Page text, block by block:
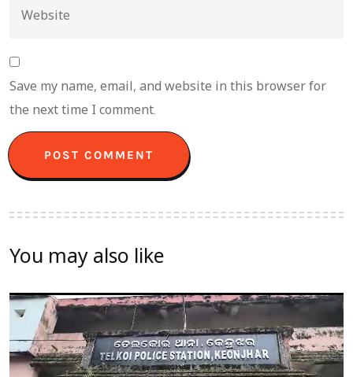
Save my name, email, and website in this browser for
the next time I comment.
You may also like